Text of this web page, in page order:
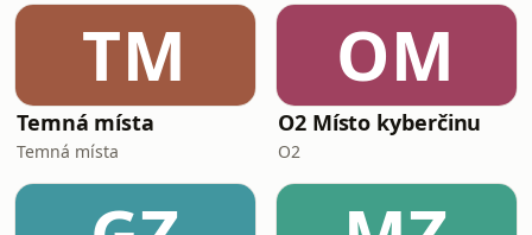
TM
Temná místa
Temná místa
OM
O2 Místo kyberčinu
O2